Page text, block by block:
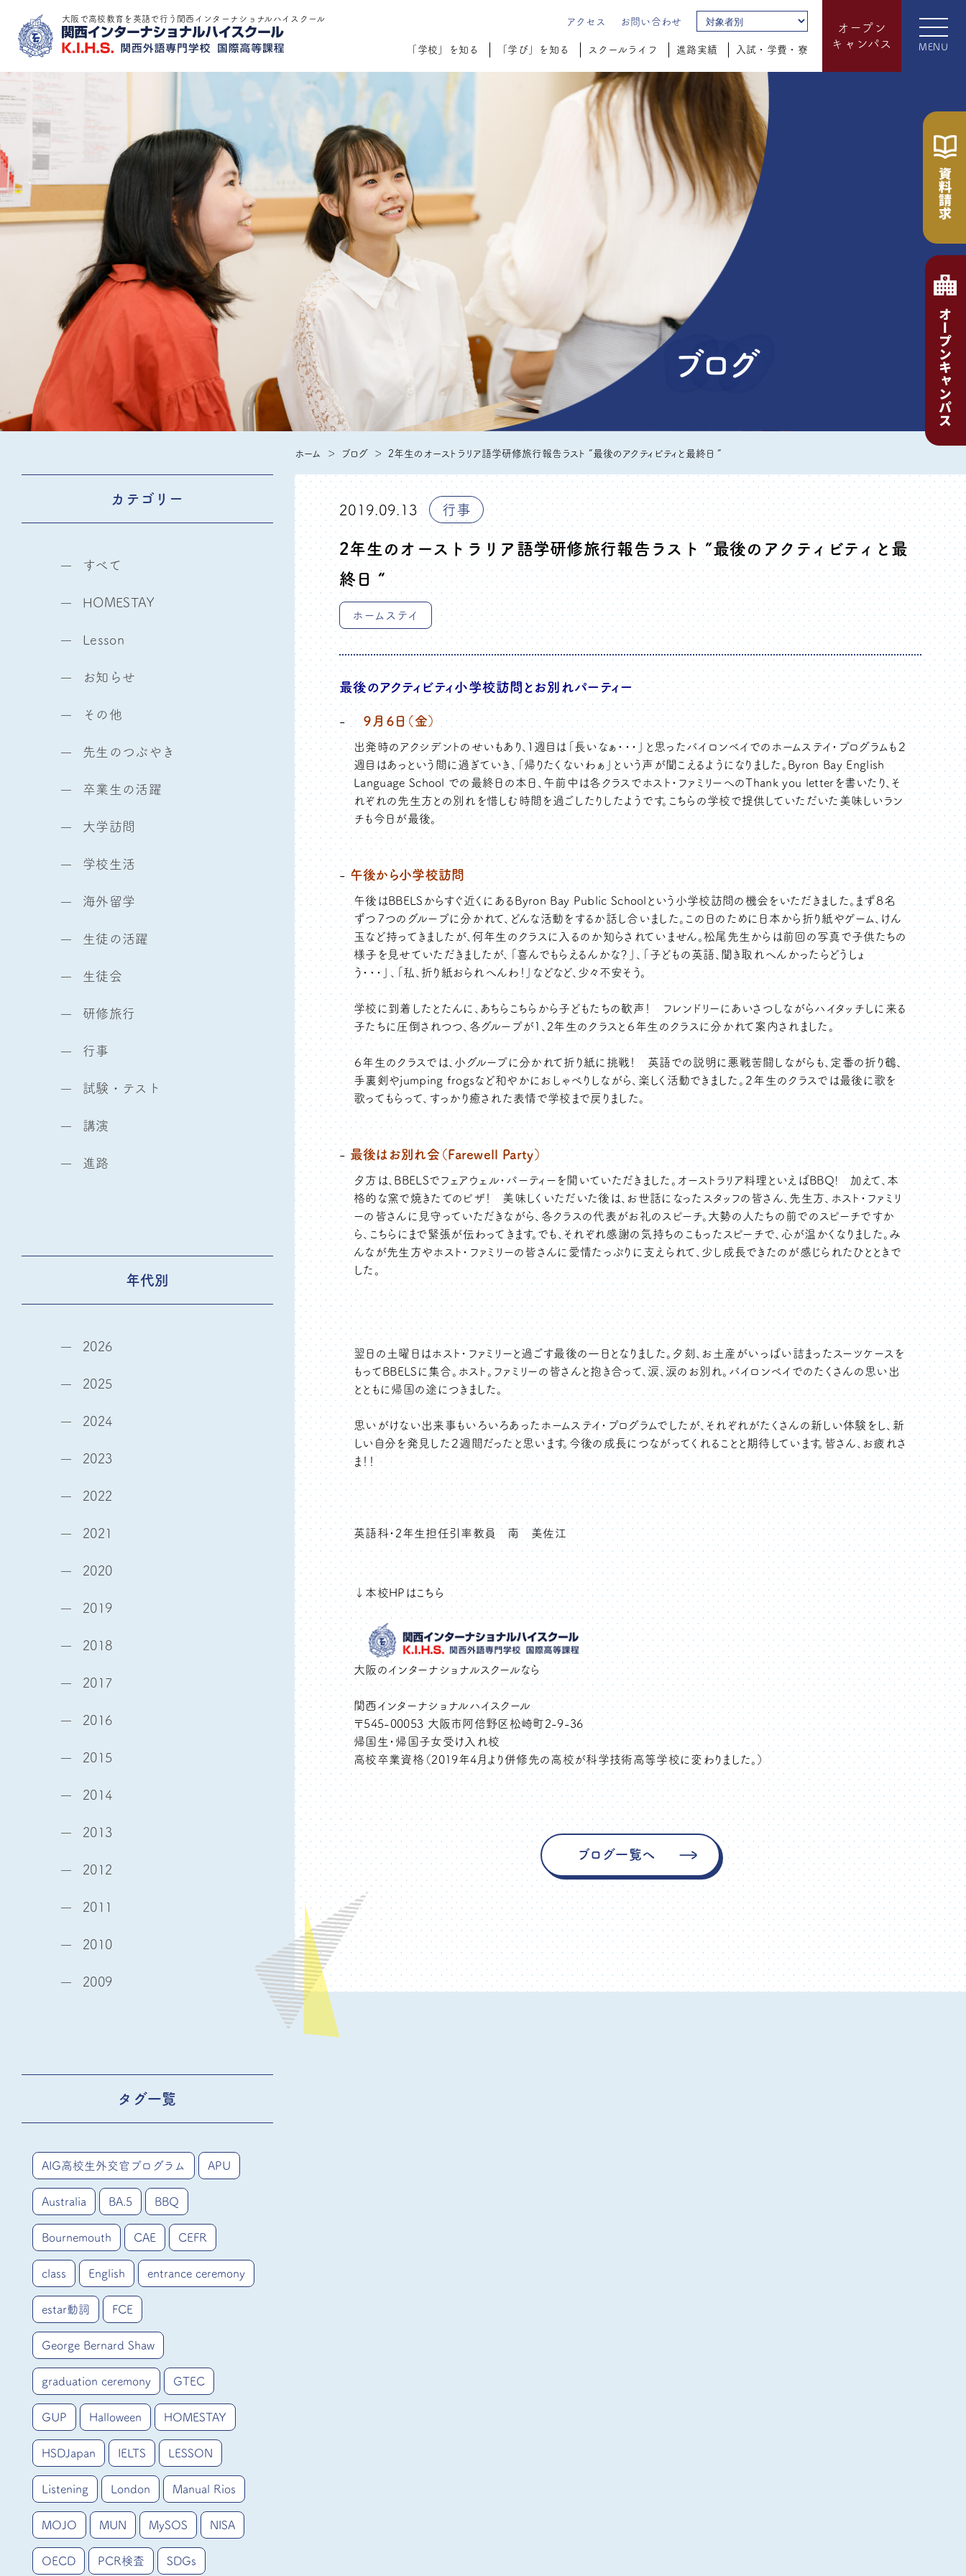
大阪で高校教育を英語で行う関西インターナショナルハイスクール アクセス お問い合わせ
「学校」を知る 「学び」を知る スクールライフ 進路実績 入試・学費・寮
オープン
キャンパス
MENU
ブログ
ホーム ブログ 2年生のオーストラリア語学研修旅行報告ラスト ”最後のアクティビティと最終日 “
2019.09.13 行事
2年生のオーストラリア語学研修旅行報告ラスト ”最後のアクティビティと最
終日 “
ホームステイ
最後のアクティビティ小学校訪問とお別れパーティー
９月６日（金）
出発時のアクシデントのせいもあり、１週目は「長いなぁ・・・」と思ったバイロンベイでのホームステイ・プログラムも２
週目はあっという間に過ぎていき、「帰りたくないわぁ」という声が聞こえるようになりました。Byron Bay English
Language School での最終日の本日、午前中は各クラスでホスト・ファミリーへのThank you letterを書いたり、そ
れぞれの先生方との別れを惜しむ時間を過ごしたりしたようです。こちらの学校で提供していただいた美味しいラン
チも今日が最後。
午後から小学校訪問
午後はBBELSからすぐ近くにあるByron Bay Public Schoolという小学校訪問の機会をいただきました。まず８名
ずつ７つのグループに分かれて、どんな活動をするか話し合いました。この日のために日本から折り紙やゲーム、けん
玉など持ってきましたが、何年生のクラスに入るのか知らされていません。松尾先生からは前回の写真で子供たちの
様子を見せていただきましたが、「喜んでもらえるんかな？」、「子どもの英語、聞き取れへんかったらどうしょ
う・・・」、「私、折り紙おられへんわ！」などなど、少々不安そう。
学校に到着したとたんに、あちらこちらから子どもたちの歓声！ フレンドリーにあいさつしながらハイタッチしに来る
子たちに圧倒されつつ、各グループが1、2年生のクラスと６年生のクラスに分かれて案内されました。
６年生のクラスでは、小グループに分かれて折り紙に挑戦！ 英語での説明に悪戦苦闘しながらも、定番の折り鶴、
手裏剣やjumping frogsなど和やかにおしゃべりしながら、楽しく活動できました。２年生のクラスでは最後に歌を
歌ってもらって、すっかり癒された表情で学校まで戻りました。
最後はお別れ会（Farewell Party）
夕方は、BBELSでフェアウェル・パーティーを開いていただきました。オーストラリア料理といえばBBQ! 加えて、本
格的な窯で焼きたてのピザ！ 美味しくいただいた後は、お世話になったスタッフの皆さん、先生方、ホスト・ファミリ
ーの皆さんに見守っていただきながら、各クラスの代表がお礼のスピーチ。大勢の人たちの前でのスピーチですか
ら、こちらにまで緊張が伝わってきます。でも、それぞれ感謝の気持ちのこもったスピーチで、心が温かくなりました。み
んなが先生方やホスト・ファミリーの皆さんに愛情たっぷりに支えられて、少し成長できたのが感じられたひとときで
した。
翌日の土曜日はホスト・ファミリーと過ごす最後の一日となりました。夕刻、お土産がいっぱい詰まったスーツケースを
もってBBELSに集合。ホスト。ファミリーの皆さんと抱き合って、涙、涙のお別れ。バイロンベイでのたくさんの思い出
とともに帰国の途につきました。
思いがけない出来事もいろいろあったホームステイ・プログラムでしたが、それぞれがたくさんの新しい体験をし、新
しい自分を発見した２週間だったと思います。今後の成長につながってくれることと期待しています。皆さん、お疲れさ
ま！！
英語科・2年生担任引率教員 南 美佐江
↓本校HPはこちら
大阪のインターナショナルスクールなら
関西インターナショナルハイスクール
〒545-00053 大阪市阿倍野区松崎町2-9-36
帰国生・帰国子女受け入れ校
高校卒業資格（2019年4月より併修先の高校が科学技術高等学校に変わりました。）
ブログ一覧へ
カテゴリー
すべて
HOMESTAY
Lesson
お知らせ
その他
先生のつぶやき
卒業生の活躍
大学訪問
学校生活
海外留学
生徒の活躍
生徒会
研修旅行
行事
試験・テスト
講演
進路
年代別
2026
2025
2024
2023
2022
2021
2020
2019
2018
2017
2016
2015
2014
2013
2012
2011
2010
2009
タグ一覧
AIG高校生外交官プログラム APU
Australia BA.5 BBQ
Bournemouth CAE CEFR
class English entrance ceremony
estar動詞 FCE
George Bernard Shaw
graduation ceremony GTEC
GUP Halloween HOMESTAY
HSDJapan IELTS LESSON
Listening London Manual Rios
MOJO MUN MySOS NISA
OECD PCR検査 SDGs